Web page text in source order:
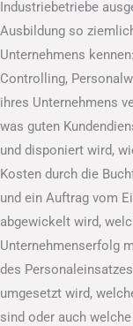
Industriebetriebe
Ausbildung so
Unternehmens
Controlling,
ihres Unternehmens
was guten
und disponiert wird,
Kosten durch die
und ein Auftrag vom
abgewickelt wird,
Unternehmenserfolg
des
umgesetzt wird,
sind oder auch